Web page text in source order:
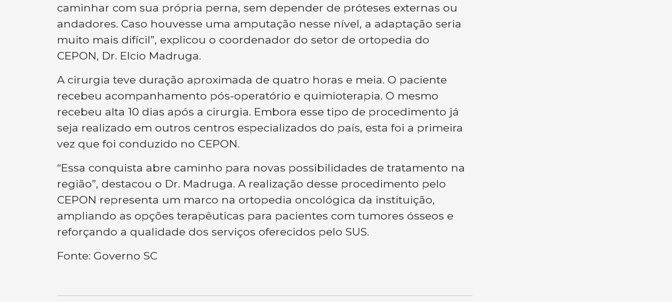
caminhar com sua própria perna, sem depender de próteses externas ou
andadores. Caso houvesse uma amputação nesse nível, a adaptação seria
muito mais difícil”, explicou o coordenador do setor de ortopedia do
CEPON, Dr. Elcio Madruga.
A cirurgia teve duração aproximada de quatro horas e meia. O paciente
recebeu acompanhamento pós-operatório e quimioterapia. O mesmo
recebeu alta 10 dias após a cirurgia. Embora esse tipo de procedimento já
seja realizado em outros centros especializados do país, esta foi a primeira
vez que foi conduzido no CEPON.
“Essa conquista abre caminho para novas possibilidades de tratamento na
região”, destacou o Dr. Madruga. A realização desse procedimento pelo
CEPON representa um marco na ortopedia oncológica da instituição,
ampliando as opções terapêuticas para pacientes com tumores ósseos e
reforçando a qualidade dos serviços oferecidos pelo SUS.
Fonte: Governo SC